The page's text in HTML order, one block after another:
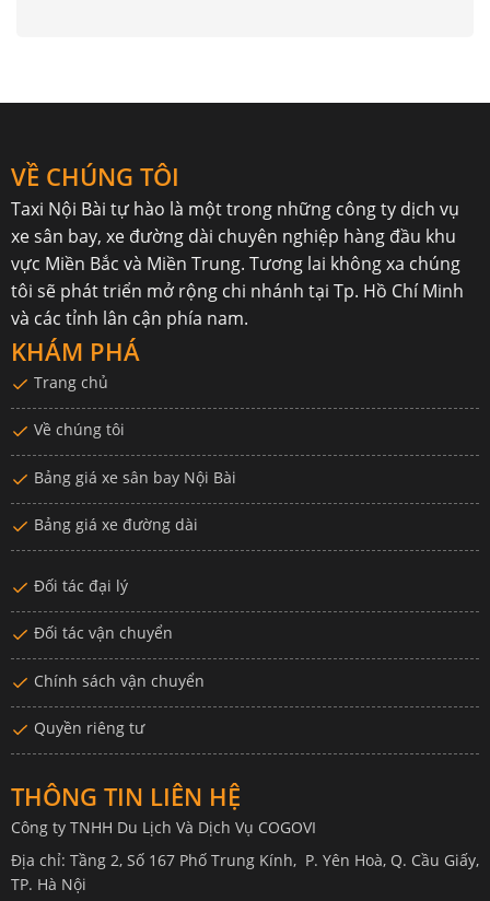
VỀ CHÚNG TÔI
Taxi Nội Bài tự hào là một trong những công ty dịch vụ
xe sân bay, xe đường dài chuyên nghiệp hàng đầu khu
vực Miền Bắc và Miền Trung. Tương lai không xa chúng
tôi sẽ phát triển mở rộng chi nhánh tại Tp. Hồ Chí Minh
và các tỉnh lân cận phía nam.
KHÁM PHÁ
Trang chủ
Về chúng tôi
Bảng giá xe sân bay Nội Bài
Bảng giá xe đường dài
Đối tác đại lý
Đối tác vận chuyển
Chính sách vận chuyển
Quyền riêng tư
THÔNG TIN LIÊN HỆ
Công ty TNHH Du Lịch Và Dịch Vụ COGOVI
Địa chỉ: Tầng 2, Số 167 Phố Trung Kính, P. Yên Hoà, Q. Cầu Giấy,
TP. Hà Nội